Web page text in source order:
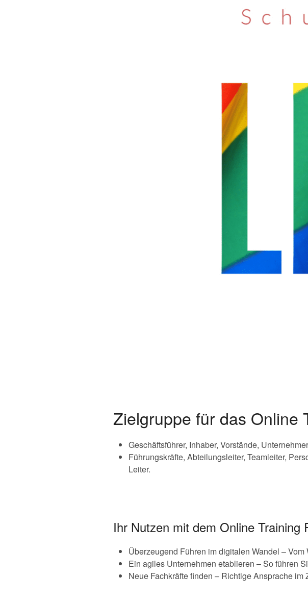
Zielgruppe für das Online
Geschäftsführer, Inhaber, Vorstände,
Führungskräfte, Abteilungsleiter, Teamleiter,
Leiter.
Ihr Nutzen mit dem Online Training
Überzeugend Führen im digitalen Wandel –
Ein agiles Unternehmen etablieren – So führen
Neue Fachkräfte finden – Richtige Ansprache